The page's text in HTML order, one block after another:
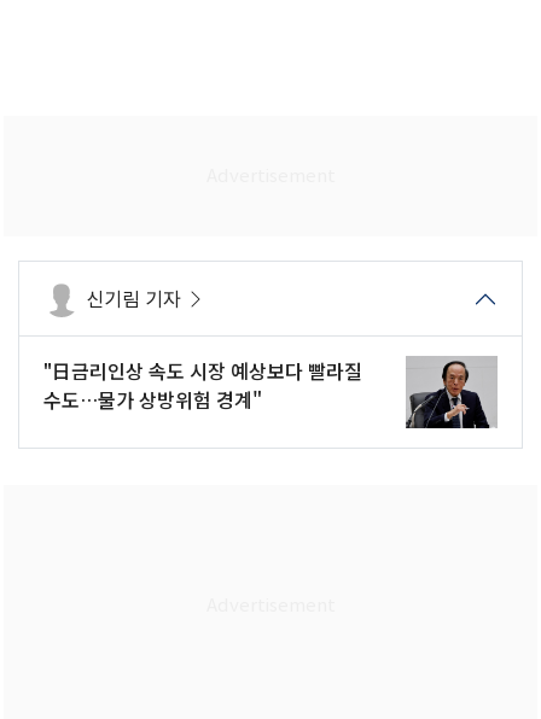
신기림 기자
"日금리인상 속도 시장 예상보다 빨라질
수도…물가 상방위험 경계"